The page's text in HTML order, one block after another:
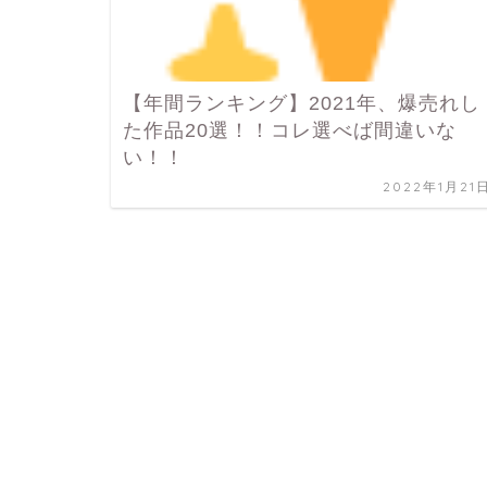
【年間ランキング】2021年、爆売れし
た作品20選！！コレ選べば間違いな
い！！
2022年1月21